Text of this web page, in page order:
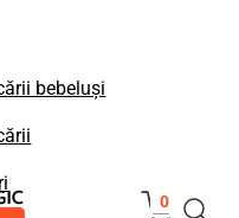
bebeluși
0